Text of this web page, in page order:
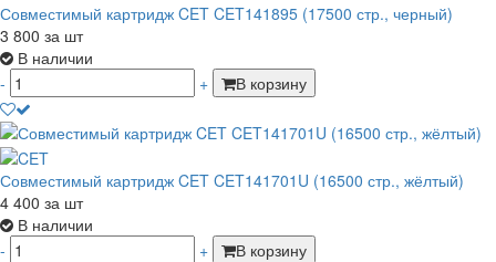
Совместимый картридж CET CET141895 (17500 стр., черный)
3 800 за шт
В наличии
-
+ В корзину
Совместимый картридж CET CET141701U (16500 стр., жёлтый)
4 400 за шт
В наличии
-
+ В корзину